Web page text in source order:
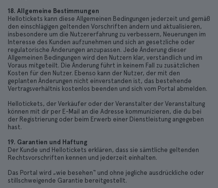
18. Allgemeine Bestimmungen
Hellotickets kann diese Allgemeinen Bedingungen jederzeit und gemäß
den einschlägigen geltenden Vorschriften ändern und aktualisieren,
insbesondere um die Nutzererfahrung zu verbessern, Neuerungen im
Interesse des Kunden aufzunehmen und sich an gesetzliche oder
regulatorische Änderungen anzupassen. Jede Änderung dieser
Allgemeinen Bedingungen wird den Nutzern klar, verständlich und im
Voraus mitgeteilt. Die Änderung führt in keinem Fall zu zusätzlichen
Kosten für den Nutzer. Ebenso kann der Nutzer, der mit den
geplanten Änderungen nicht einverstanden ist, das bestehende
Vertragsverhältnis kostenlos beenden und sich vom Portal abmelden.
Hellotickets, der Verkäufer oder der Veranstalter der Veranstaltung
können mit dir per E-Mail an die Adresse kommunizieren, die du bei
der Registrierung oder beim Erwerb einer Dienstleistung angegeben
hast.
19. Garantien und Haftung
Der Kunde und Hellotickets erklären, dass sie sämtliche geltenden
Rechtsvorschriften kennen und jederzeit einhalten.
Das Portal wird „wie besehen“ und ohne jegliche ausdrückliche oder
stillschweigende Garantie bereitgestellt.